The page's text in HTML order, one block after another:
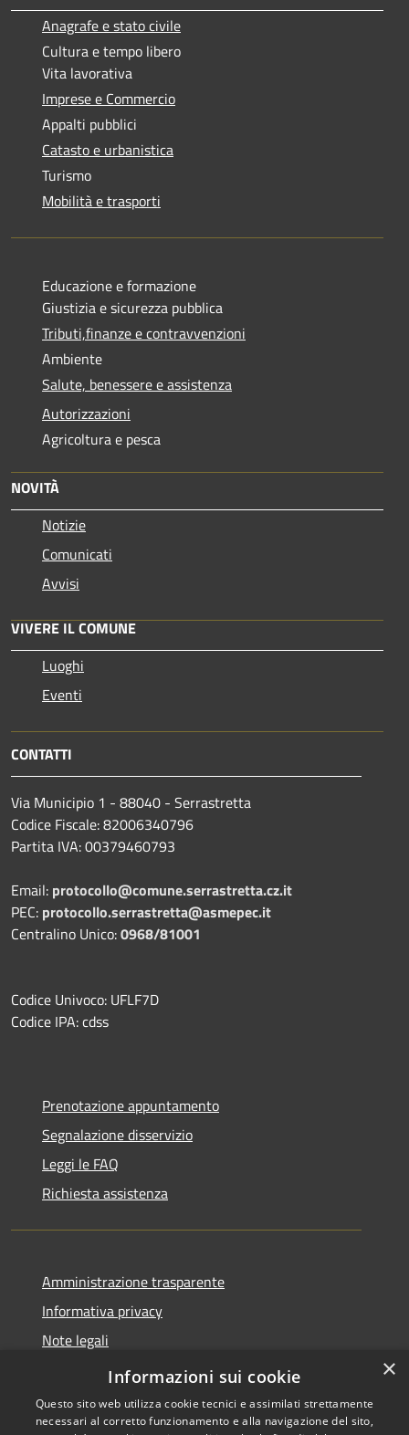
Anagrafe e stato civile
Cultura e tempo libero
Vita lavorativa
Imprese e Commercio
Appalti pubblici
Catasto e urbanistica
Turismo
Mobilità e trasporti
Educazione e formazione
Giustizia e sicurezza pubblica
Tributi,finanze e contravvenzioni
Ambiente
Salute, benessere e assistenza
Autorizzazioni
Agricoltura e pesca
NOVITÀ
Notizie
Comunicati
Avvisi
VIVERE IL COMUNE
Luoghi
Eventi
CONTATTI
Via Municipio 1 - 88040 - Serrastretta
Codice Fiscale: 82006340796
Partita IVA: 00379460793
Email: protocollo@comune.serrastretta.cz.it
PEC: protocollo.serrastretta@asmepec.it
Centralino Unico:0968/81001
Codice Univoco: UFLF7D
Codice IPA: cdss
Prenotazione appuntamento
Segnalazione disservizio
Leggi le FAQ
Richiesta assistenza
Amministrazione trasparente
Informativa privacy
Note legali
Dichiarazione di accessibilità
×
Informazioni sui cookie
Questo sito web utilizza cookie tecnici e assimilati strettamente
necessari al corretto funzionamento e alla navigazione del sito,